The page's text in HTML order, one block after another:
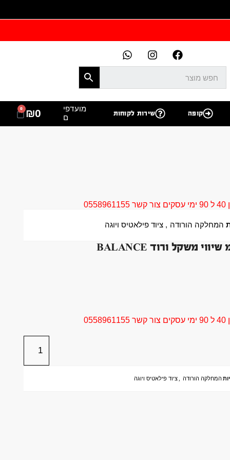
קופה שירות לקוחות
מועדפי
ם
₪0
0
המחלקה הורודה ,ציוד פילאטיס ויוגה
המחלקה הורודה ,ציוד פילאטיס ויוגה